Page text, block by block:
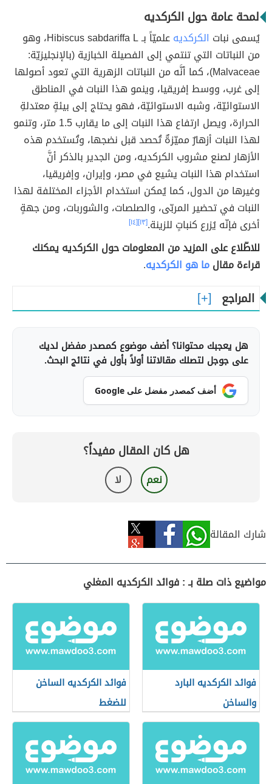
لمحة عامة حول الكركديه
يُسمى نبات الكركديه
علميّاً بـ Hibiscus sabdariffa L، وهو
من النباتات التي تنتمي إلى الفصيلة الخبازية (بالإنجليزيّة:
Malvaceae)، كما أنَّه من النباتات الزهرية التي تعود أصولها
إلى غرب، ووسط إفريقيا، وينمو هذا النبات في المناطق
الاستوائيّة، وشبه الاستوائيّة، فهو يحتاج إلى بيئةٍ معتدلةِ
الحرارة، ويصل ارتفاع هذا النبات إلى ما يقارب 1.5 متر، وتنمو
لهذا النبات أزهارٌ مميّزةٌ تُحصد قبل نضجها، وتُستخدم هذه
الأزهار لصنع مشروب الكركديه، ومن الجدير بالذكر أنَّ
استخدام هذا النبات يشيع في مصر، وإيران، وإفريقيا،
وغيرها من الدول، كما يُمكن استخدام الأجزاء المختلفة لهذا
النبات في تحضير المربّى، والصلصات، والشوربات، ومن جهةٍ
أخرى فإنّه يُزرع كنباتٍ للزينة.[١٣] [١٤]
للاطّلاع على المزيد من المعلومات حول الكركديه يمكنك
قراءة مقالما هو الكركديه.
المراجع
هل يعجبك محتوانا؟ أضف موضوع كمصدر مفضل لديك
على جوجل لتصلك مقالاتنا أولاً بأول في نتائج البحث.
أضف كمصدر مفضل على Google
هل كان المقال مفيداً؟
نعم لا
شارك المقالة
مواضيع ذات صلة بـ : فوائد الكركديه المغلي
فوائد الكركديه البارد
والساخن
فوائد الكركديه الساخن
للضغط